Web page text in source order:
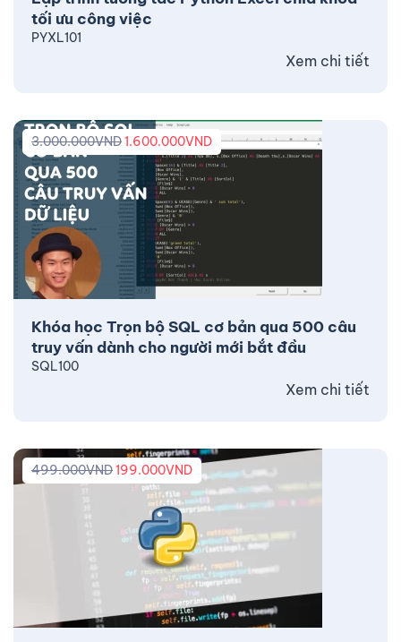
tối ưu công việc
PYXL101
Xem chi tiết
Khóa học Trọn bộ SQL cơ bản qua 500 câu
truy vấn dành cho người mới bắt đầu
3.000.000VND1.600.000VND
SQL100
Xem chi tiết
499.000VND199.000VND